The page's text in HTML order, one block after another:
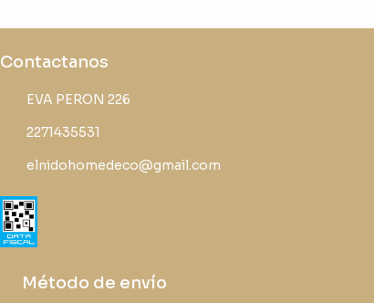
Contactanos
EVA PERON 226
2271435531
elnidohomedeco@gmail.com
Método de envío